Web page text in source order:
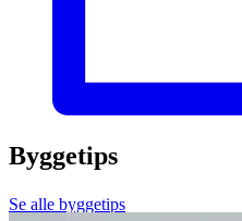
Byggetips
Se alle byggetips